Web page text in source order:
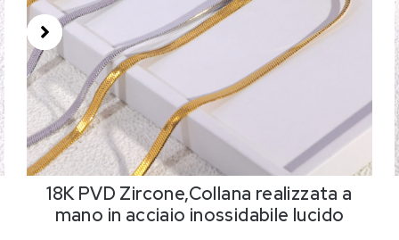
18K PVD Zircone,Collana realizzata a
mano in acciaio inossidabile lucido